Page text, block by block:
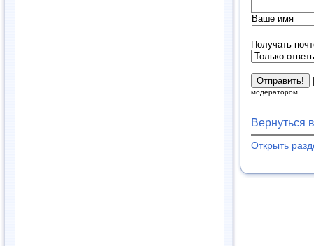
Ваше имя
Получать
модератором.
Вернуться
Открыть